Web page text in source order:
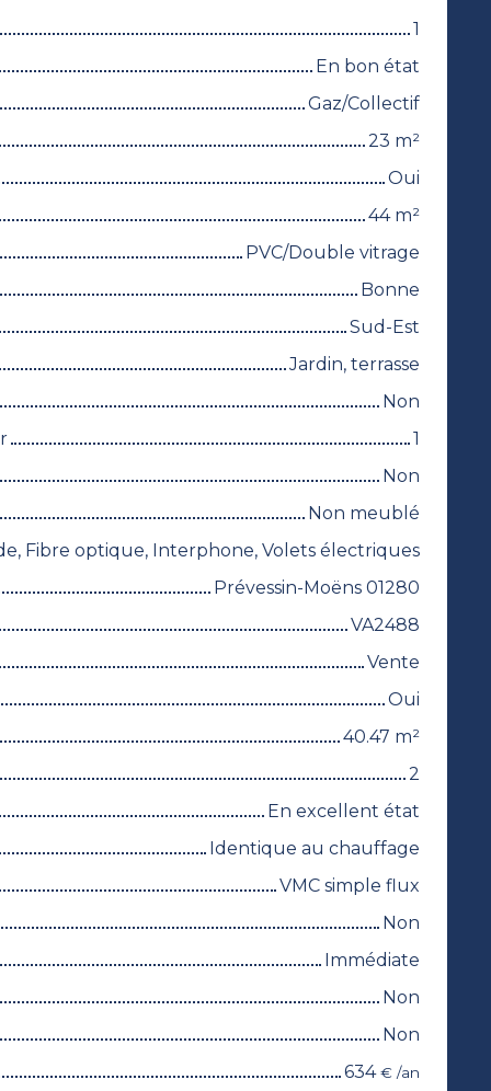
1
En bon état
Gaz/Collectif
23 m²
Oui
44 m²
PVC/Double vitrage
Bonne
Sud-Est
Jardin, terrasse
Non
1
Non
Non meublé
Fibre optique, Interphone, Volets électriques
Prévessin-Moëns 01280
VA2488
Vente
Oui
40.47 m²
2
En excellent état
Identique au chauffage
VMC simple flux
Non
Immédiate
Non
Non
634€ /an